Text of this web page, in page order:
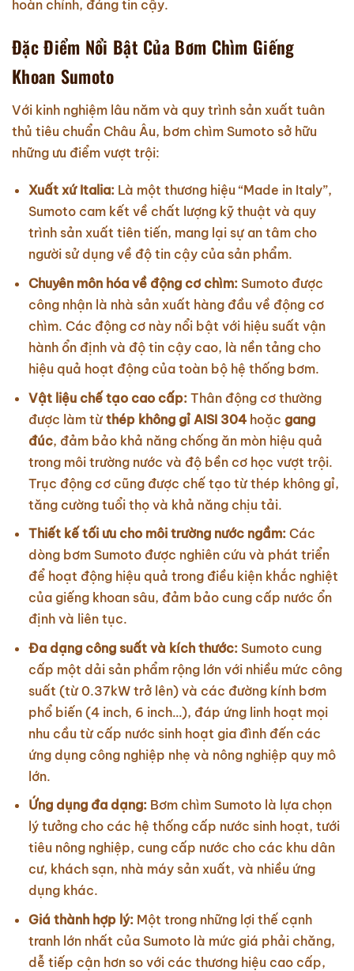
hoàn chỉnh, đáng tin cậy.
Đặc Điểm Nổi Bật Của Bơm Chìm Giếng
Khoan Sumoto
Với kinh nghiệm lâu năm và quy trình sản xuất tuân
thủ tiêu chuẩn Châu Âu, bơm chìm Sumoto sở hữu
những ưu điểm vượt trội:
Xuất xứ Italia:Là một thương hiệu “Made in Italy”,
Sumoto cam kết về chất lượng kỹ thuật và quy
trình sản xuất tiên tiến, mang lại sự an tâm cho
người sử dụng về độ tin cậy của sản phẩm.
Chuyên môn hóa về động cơ chìm:Sumoto được
công nhận là nhà sản xuất hàng đầu về động cơ
chìm. Các động cơ này nổi bật với hiệu suất vận
hành ổn định và độ tin cậy cao, là nền tảng cho
hiệu quả hoạt động của toàn bộ hệ thống bơm.
Vật liệu chế tạo cao cấp:Thân động cơ thường
được làm từ thép không gỉ AISI 304hoặc gang
đúc, đảm bảo khả năng chống ăn mòn hiệu quả
trong môi trường nước và độ bền cơ học vượt trội.
Trục động cơ cũng được chế tạo từ thép không gỉ,
tăng cường tuổi thọ và khả năng chịu tải.
Thiết kế tối ưu cho môi trường nước ngầm:Các
dòng bơm Sumoto được nghiên cứu và phát triển
để hoạt động hiệu quả trong điều kiện khắc nghiệt
của giếng khoan sâu, đảm bảo cung cấp nước ổn
định và liên tục.
Đa dạng công suất và kích thước:Sumoto cung
cấp một dải sản phẩm rộng lớn với nhiều mức công
suất (từ 0.37kW trở lên) và các đường kính bơm
phổ biến (4 inch, 6 inch…), đáp ứng linh hoạt mọi
nhu cầu từ cấp nước sinh hoạt gia đình đến các
ứng dụng công nghiệp nhẹ và nông nghiệp quy mô
lớn.
Ứng dụng đa dạng:Bơm chìm Sumoto là lựa chọn
lý tưởng cho các hệ thống cấp nước sinh hoạt, tưới
tiêu nông nghiệp, cung cấp nước cho các khu dân
cư, khách sạn, nhà máy sản xuất, và nhiều ứng
dụng khác.
Giá thành hợp lý:Một trong những lợi thế cạnh
tranh lớn nhất của Sumoto là mức giá phải chăng,
dễ tiếp cận hơn so với các thương hiệu cao cấp,